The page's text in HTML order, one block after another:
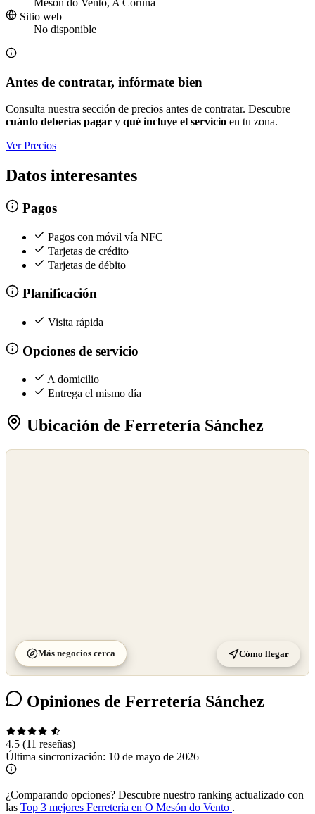
Mesón do Vento, A Coruña
Sitio web
No disponible
Antes de contratar, infórmate bien
Consulta nuestra sección de precios antes de contratar. Descubre
cuánto deberías pagar y qué incluye el servicio en tu zona.
Ver Precios
Datos interesantes
Pagos
Pagos con móvil vía NFC
Tarjetas de crédito
Tarjetas de débito
Planificación
Visita rápida
Opciones de servicio
A domicilio
Entrega el mismo día
Ubicación de Ferretería Sánchez
Más negocios cerca Cómo llegar
Opiniones de Ferretería Sánchez
4.5 (11 reseñas)
Última sincronización: 10 de mayo de 2026
¿Comparando opciones? Descubre nuestro ranking actualizado con
las Top 3 mejores Ferretería en O Mesón do Vento .